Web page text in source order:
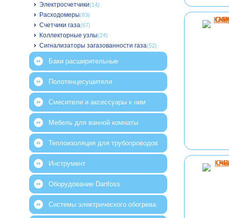
Электросчетчики(14)
Расходомеры(83)
Счетчики газа(67)
Коллекторные узлы(24)
Сигнализаторы загазованности газа(52)
Баки расширительные
Полотенцесушители
Смесители и аксессуары к ним
Мебель для ванной комнаты
Теплоизоляция для трубопроводов
Инструмент
Оборудование Danfoss
Системы электрического обогрева